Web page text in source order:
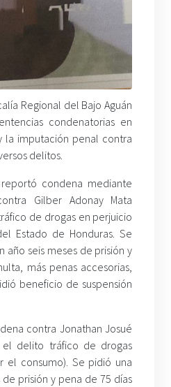
Regional del Bajo Aguán
condenatorias en
la imputación penal contra
delitos.
condena mediante
Gilber Adonay Mata
de drogas en perjuicio
Estado de Honduras. Se
año seis meses de prisión y
más penas accesorias,
beneficio de suspensión
contra Jonathan Josué
el delito tráfico de drogas
el consumo). Se pidió una
prisión y pena de 75 días